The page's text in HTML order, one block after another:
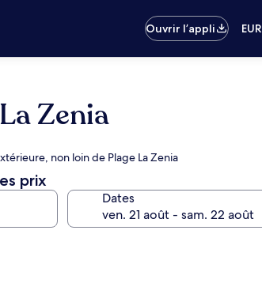
Ouvrir l’appli
EUR
Zenia
non loin de Plage La Zenia
prix
Dates